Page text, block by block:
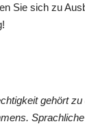
Sie sich zu
gehört
Sprachliche